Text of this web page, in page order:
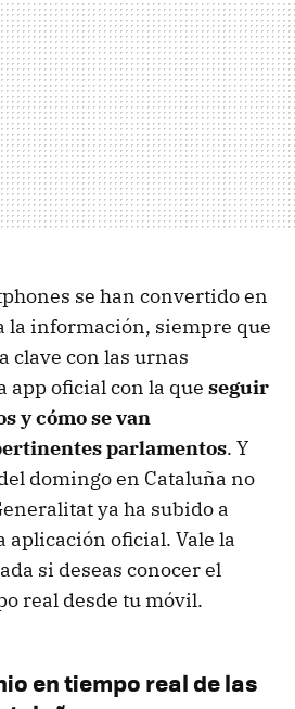
se han convertido en
la información, siempre que
clave con las urnas
app oficial con la que seguir
y cómo se van
parlamentos. Y
domingo en Cataluña no
ya ha subido a
aplicación oficial. Vale la
si deseas conocer el
real desde tu móvil.
en tiempo real de las